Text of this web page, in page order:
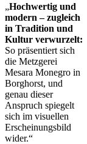
„Hochwertig und
modern – zugleich
in Tradition und
Kultur verwurzelt:
So präsentiert sich
die Metzgerei
Mesara Monegro in
Borghorst, und
genau dieser
Anspruch spiegelt
sich im visuellen
Erscheinungsbild
wider.“